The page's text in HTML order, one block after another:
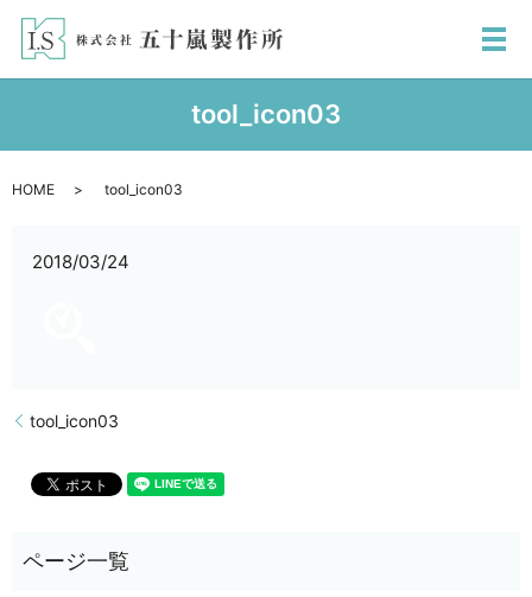
メ
tool_icon03
HOME tool_icon03
2018/03/24
tool_icon03